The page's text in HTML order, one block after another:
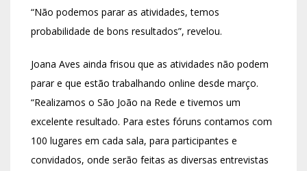
“Não podemos parar as atividades, temos
probabilidade de bons resultados”, revelou.
Joana Aves ainda frisou que as atividades não podem
parar e que estão trabalhando online desde março.
“Realizamos o São João na Rede e tivemos um
excelente resultado. Para estes fóruns contamos com
100 lugares em cada sala, para participantes e
convidados, onde serão feitas as diversas entrevistas